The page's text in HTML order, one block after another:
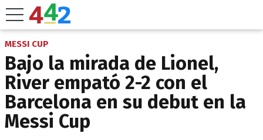
MESSI CUP
Bajo la mirada de Lionel,
River empató 2-2 con el
Barcelona en su debut en la
Messi Cup